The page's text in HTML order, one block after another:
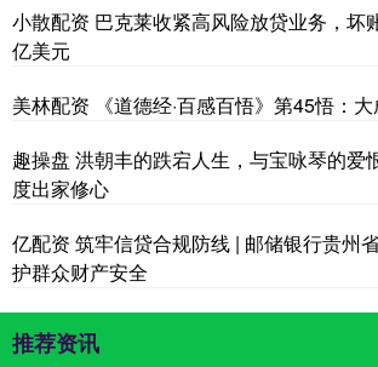
小散配资 巴克莱收紧高风险放贷业务，坏
亿美元
美林配资 《道德经·百感百悟》第45悟：
趣操盘 洪朝丰的跌宕人生，与宝咏琴的爱
度出家修心
亿配资 筑牢信贷合规防线 | 邮储银行贵州
护群众财产安全
推荐资讯